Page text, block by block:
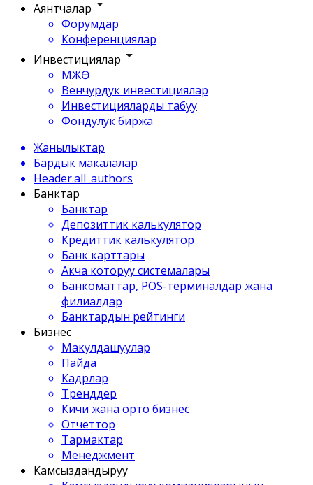
Аянтчалар
Форумдар
Конференциялар
Инвестициялар
МЖӨ
Венчурдук инвестициялар
Инвестицияларды табуу
Фондулук биржа
Жанылыктар
Бардык макалалар
Header.all_authors
Банктар
Банктар
Депозиттик калькулятор
Кредиттик калькулятор
Банк карттары
Акча которуу системалары
Банкоматтар, POS-терминалдар жана
филиалдар
Банктардын рейтинги
Бизнес
Макулдашуулар
Пайда
Кадрлар
Тренддер
Кичи жана орто бизнес
Отчеттор
Тармактар
Менеджмент
Камсыздандыруу